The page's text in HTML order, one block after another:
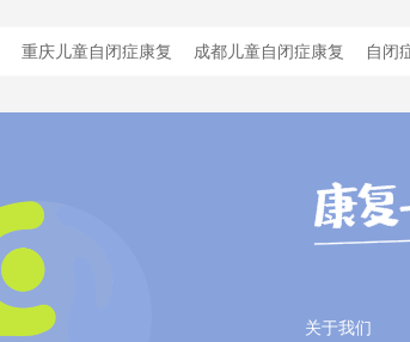
重庆儿童自闭症康复 成都儿童自闭症康复 自闭
关于我们